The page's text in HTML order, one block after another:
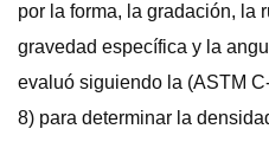
por la forma, la gradación, la
gravedad específica y la
evaluó siguiendo la (ASTM
8) para determinar la